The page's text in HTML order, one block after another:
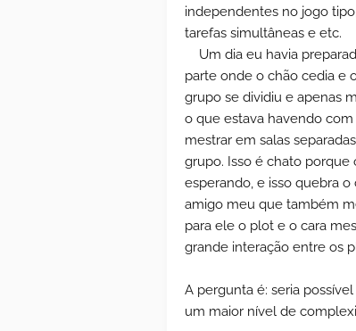
independentes no jogo
tarefas simultâneas e etc.
Um dia eu havia
parte onde o chão cedia e
grupo se dividiu e apenas
o que estava havendo
mestrar em salas
grupo. Isso é chato porque
esperando, e isso quebra
amigo meu que também
para ele o plot e o cara
grande interação entre os
A pergunta é: seria
um maior nível de